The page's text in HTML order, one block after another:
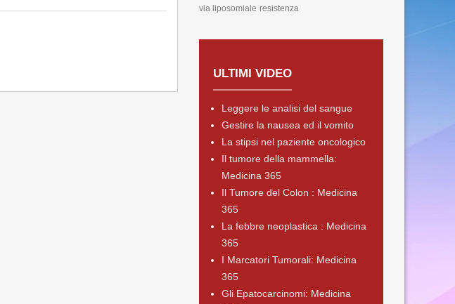
via liposomiale resistenza
ULTIMI VIDEO
Leggere le analisi del sangue
Gestire la nausea ed il vomito
La stipsi nel paziente oncologico
Il tumore della mammella:
Medicina 365
Il Tumore del Colon : Medicina
365
La febbre neoplastica : Medicina
365
I Marcatori Tumorali: Medicina
365
Gli Epatocarcinomi: Medicina